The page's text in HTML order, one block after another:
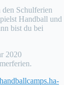
Schulferien
Handball und
bist du bei
2020